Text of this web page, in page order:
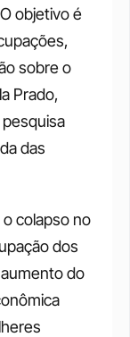
objetivo é
sobre o
Prado,
das
colapso no
dos
do